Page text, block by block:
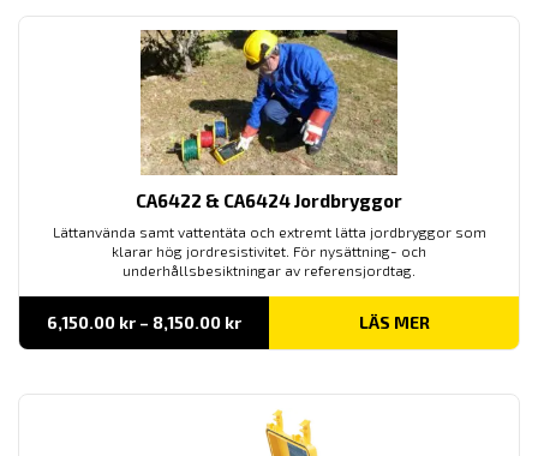
CA6422 & CA6424 Jordbryggor
Lättanvända samt vattentäta och extremt lätta jordbryggor som
klarar hög jordresistivitet. För nysättning- och
underhållsbesiktningar av referensjordtag.
6,150.00 kr – 8,150.00 krPrisintervall:
till
LÄS MER